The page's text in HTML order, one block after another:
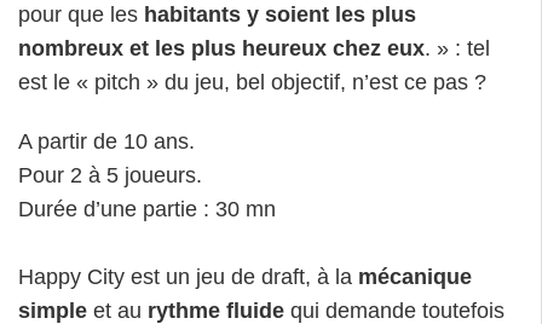
pour que les habitants y soient les plus
nombreux et les plus heureux chez eux. » : tel
est le « pitch » du jeu, bel objectif, n’est ce pas ?
A partir de 10 ans.
Pour 2 à 5 joueurs.
Durée d’une partie : 30 mn
Happy City est un jeu de draft, à la mécanique
simple et au rythme fluide qui demande toutefois